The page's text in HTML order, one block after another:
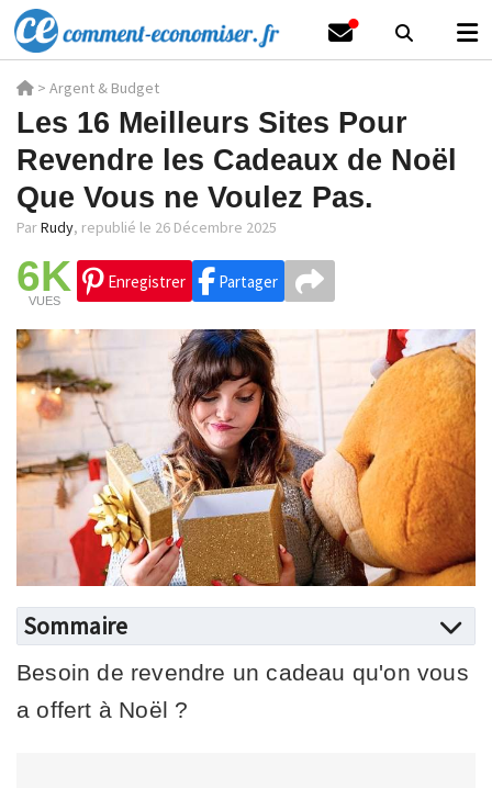
> Argent & Budget
Les 16 Meilleurs Sites Pour
Revendre les Cadeaux de Noël
Que Vous ne Voulez Pas.
ParRudy, republié le 26 Décembre 2025
6K
VUES
Enregistrer Partager
Sommaire
Besoin de revendre un cadeau qu'on vous
a offert à Noël ?